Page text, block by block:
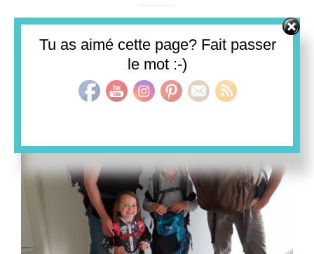
Texte à ne pas lire aux enfants s.v.p. Au milieu de la ville de
Lima se trouvait un grand…
Tu as aimé cette page? Fait passer
le mot :-)
Set Youtube Channel ID